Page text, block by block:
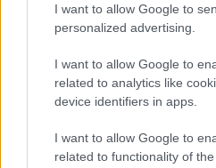
I want to allow Google to
personalized advertising.
I want to allow Google to
related to analytics like
device identifiers in apps.
I want to allow Google to
related to functionality of